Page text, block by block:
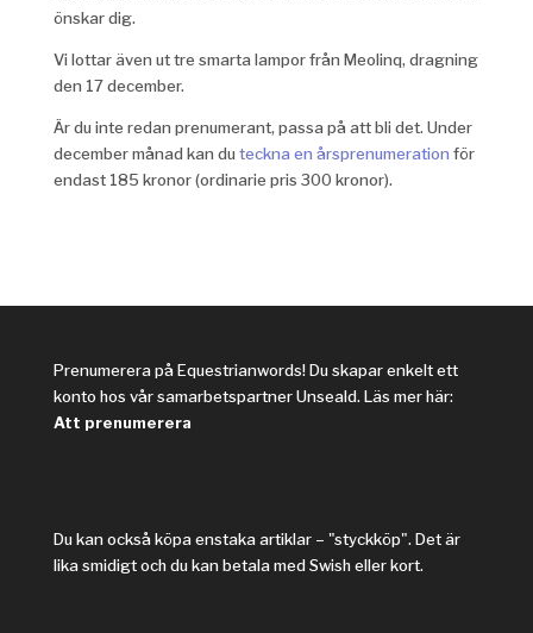
önskar dig.
Vi lottar även ut tre smarta lampor från Meolinq, dragning
den 17 december.
Är du inte redan prenumerant, passa på att bli det. Under
december månad kan du teckna en årsprenumeration för
endast 185 kronor (ordinarie pris 300 kronor).
Prenumerera på Equestrianwords! Du skapar enkelt ett
konto hos vår samarbetspartner Unseald. Läs mer här:
Att prenumerera
Du kan också köpa enstaka artiklar – "styckköp". Det är
lika smidigt och du kan betala med Swish eller kort.